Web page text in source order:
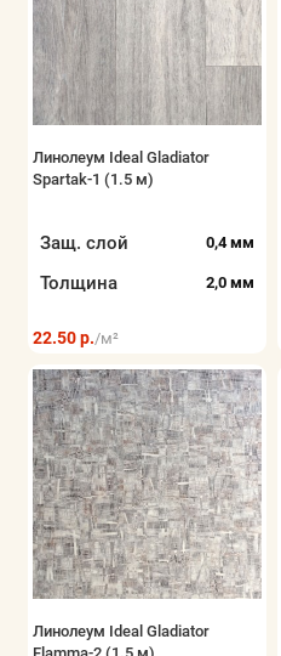
Линолеум Ideal Gladiator
Spartak-1 (1.5 м)
Защ. слой 0,4 мм
Толщина 2,0 мм
22.50 р./м²
Линолеум Ideal Gladiator